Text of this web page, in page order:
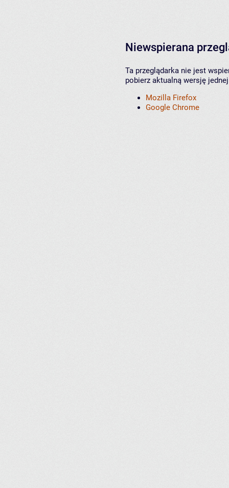
Niewspierana
Ta przeglądarka nie jest
pobierz aktualną wersję
Mozilla Firefox
Google Chrome